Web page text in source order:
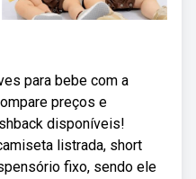
para bebe com a
preços e
disponíveis!
listrada, short
fixo, sendo ele